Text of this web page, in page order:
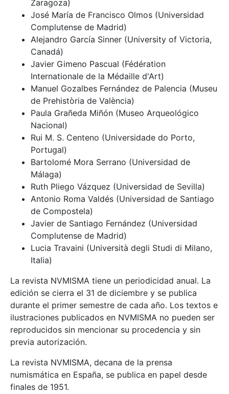
Zaragoza)
José María de Francisco Olmos (Universidad
Complutense de Madrid)
Alejandro García Sinner (University of Victoria,
Canadá)
Javier Gimeno Pascual (Fédération
Internationale de la Médaille d'Art)
Manuel Gozalbes Fernández de Palencia (Museu
de Prehistòria de València)
Paula Grañeda Miñón (Museo Arqueológico
Nacional)
Rui M. S. Centeno (Universidade do Porto,
Portugal)
Bartolomé Mora Serrano (Universidad de
Málaga)
Ruth Pliego Vázquez (Universidad de Sevilla)
Antonio Roma Valdés (Universidad de Santiago
de Compostela)
Javier de Santiago Fernández (Universidad
Complutense de Madrid)
Lucia Travaini (Università degli Studi di Milano,
Italia)
La revista NVMISMA tiene un periodicidad anual. La
edición se cierra el 31 de diciembre y se publica
durante el primer semestre de cada año. Los textos e
ilustraciones publicados en NVMISMA no pueden ser
reproducidos sin mencionar su procedencia y sin
previa autorización.
La revista NVMISMA, decana de la prensa
numismática en España, se publica en papel desde
finales de 1951.